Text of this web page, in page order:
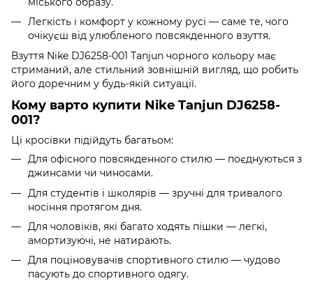
Легкість і комфорт у кожному русі — саме те, чого
очікуєш від улюбленого повсякденного взуття.
Взуття Nike DJ6258-001 Tanjun чорного кольору має
стриманий, але стильний зовнішній вигляд, що робить
його доречним у будь-якій ситуації.
Кому варто купити Nike Tanjun DJ6258-
001?
Ці кросівки підійдуть багатьом:
Для офісного повсякденного стилю — поєднуються з
джинсами чи чиносами.
Для студентів і школярів — зручні для тривалого
носіння протягом дня.
Для чоловіків, які багато ходять пішки — легкі,
амортизуючі, не натирають.
Для поціновувачів спортивного стилю — чудово
пасують до спортивного одягу.